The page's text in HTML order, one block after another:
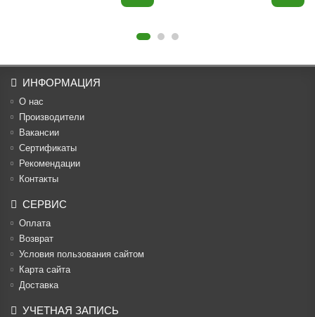
ИНФОРМАЦИЯ
О нас
Производители
Вакансии
Cертификаты
Рекомендации
Контакты
СЕРВИС
Оплата
Возврат
Условия пользования сайтом
Карта сайта
Доставка
УЧЕТНАЯ ЗАПИСЬ